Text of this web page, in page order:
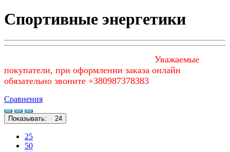
Спортивные энергетики
Уважаемые
покупатели, при оформлении заказа онлайн
обязательно звоните +380987378383
Сравнения
Показывать: 24
25
50